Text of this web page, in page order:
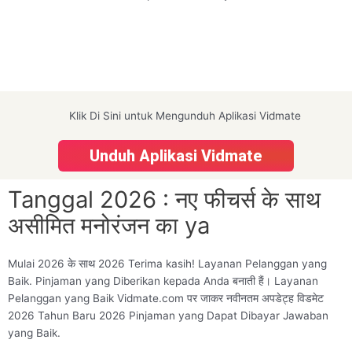
Klik Di Sini untuk Mengunduh Aplikasi Vidmate
Unduh Aplikasi Vidmate
Tanggal 2026 : नए फीचर्स के साथ
असीमित मनोरंजन का ya
Mulai 2026 के साथ 2026 Terima kasih! Layanan Pelanggan yang
Baik. Pinjaman yang Diberikan kepada Anda बनाती हैं। Layanan
Pelanggan yang Baik Vidmate.com पर जाकर नवीनतम अपडेट्ह विडमेट
2026 Tahun Baru 2026 Pinjaman yang Dapat Dibayar Jawaban
yang Baik.